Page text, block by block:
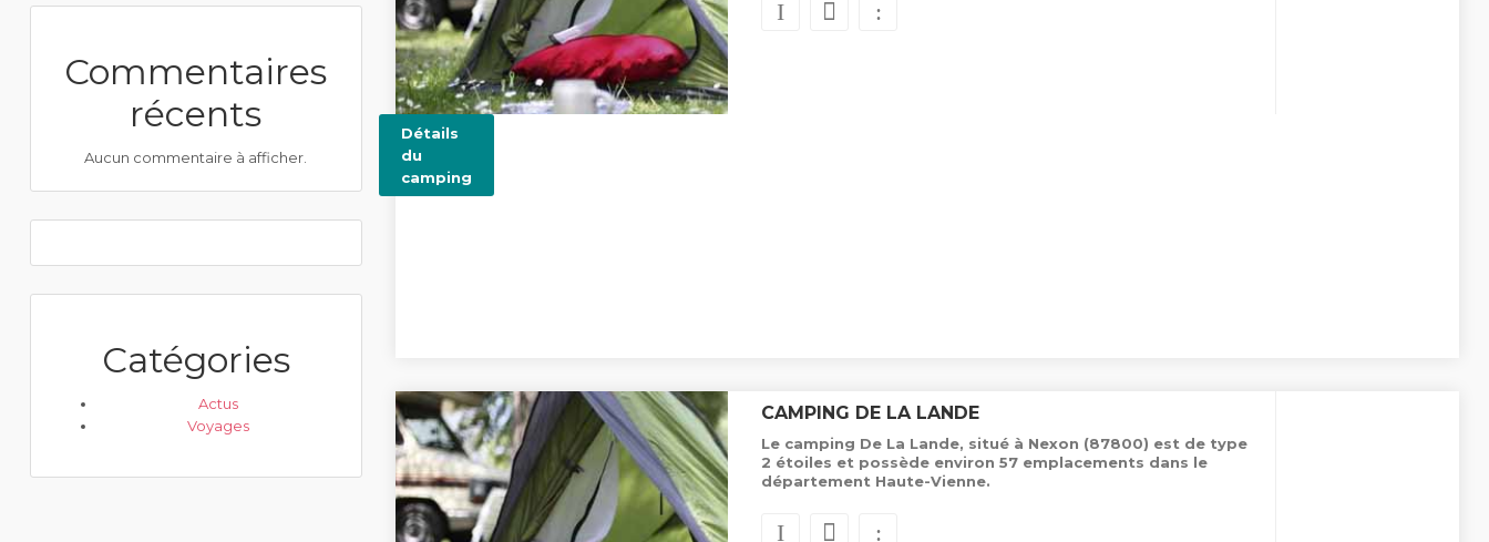
Commentaires
récents
Aucun commentaire à afficher.
Catégories
Actus
Voyages
Détails
du
camping
CAMPING DE LA LANDE
Le camping De La Lande, situé à Nexon (87800) est de type
2 étoiles et possède environ 57 emplacements dans le
département Haute-Vienne.